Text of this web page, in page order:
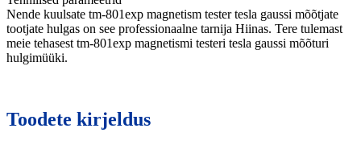
Nende kuulsate tm-801exp magnetism tester tesla gaussi mõõtjate
tootjate hulgas on see professionaalne tarnija Hiinas. Tere tulemast
meie tehasest tm-801exp magnetismi testeri tesla gaussi mõõturi
hulgimüüki.
Toodete kirjeldus